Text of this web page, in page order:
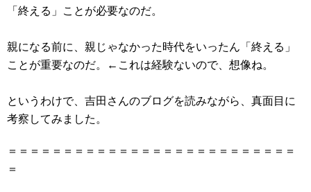
「終える」ことが必要なのだ。
親になる前に、親じゃなかった時代をいったん「終える」
ことが重要なのだ。←これは経験ないので、想像ね。
というわけで、吉田さんのブログを読みながら、真面目に
考察してみました。
＝＝＝＝＝＝＝＝＝＝＝＝＝＝＝＝＝＝＝＝＝＝＝＝＝＝
＝